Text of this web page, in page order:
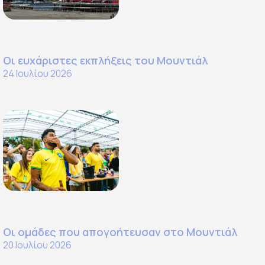
Οι ευχάριστες εκπλήξεις του Μουντιάλ
24 Ιουλίου 2026
Οι ομάδες που απογοήτευσαν στο Μουντιάλ
20 Ιουλίου 2026